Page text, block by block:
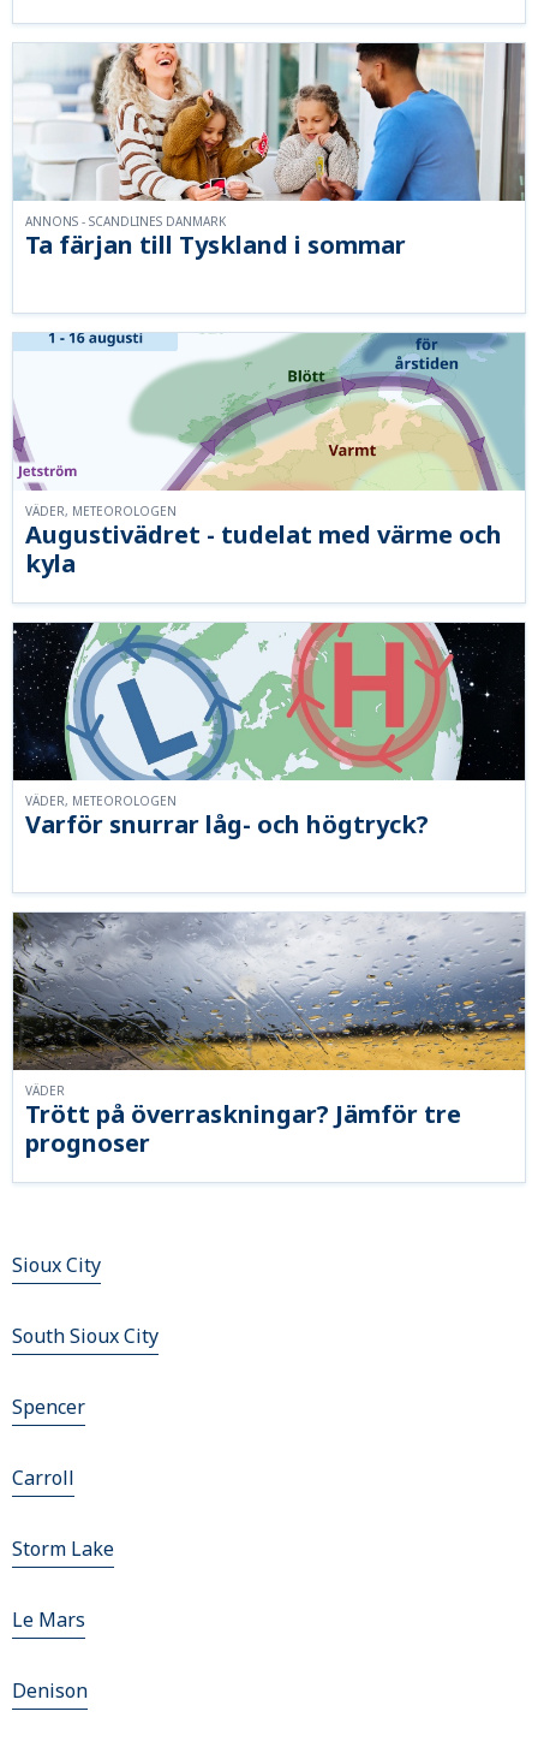
Ta färjan till Tyskland i sommar
ANNONS - SCANDLINES DANMARK
Augustivädret - tudelat med värme och
kyla
VÄDER, METEOROLOGEN
Varför snurrar låg- och högtryck?
VÄDER, METEOROLOGEN
Trött på överraskningar? Jämför tre
prognoser
VÄDER
Sioux City
South Sioux City
Spencer
Carroll
Storm Lake
Le Mars
Denison